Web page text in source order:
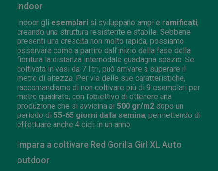
indoor
Indoor gli esemplari si sviluppano ampi e ramificati,
creando una struttura resistente e stabile. Sebbene
presenti una crescita non molto rapida, possiamo
osservare come a partire dall’inizio della fase della
fioritura la distanza internodale guadagna spazio. Se
coltivata in vasi da 7 litri, può arrivare a superare il
metro di altezza. Per via delle sue caratteristiche,
raccomandiamo di non coltivare più di 9 esemplari per
metro quadrato, con l’obiettivo di ottenere una
produzione che si avvicina ai 500 gr/m2 dopo un
periodo di 55-65 giorni dalla semina, permettendo di
effettuare anche 4 cicli in un anno.
Impara a coltivare Red Gorilla Girl XL Auto
outdoor